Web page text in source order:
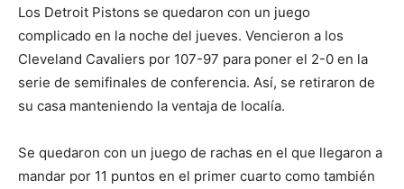
Los Detroit Pistons se quedaron con un juego
complicado en la noche del jueves. Vencieron a los
Cleveland Cavaliers por 107-97 para poner el 2-0 en la
serie de semifinales de conferencia. Así, se retiraron de
su casa manteniendo la ventaja de localía.
Se quedaron con un juego de rachas en el que llegaron a
mandar por 11 puntos en el primer cuarto como también